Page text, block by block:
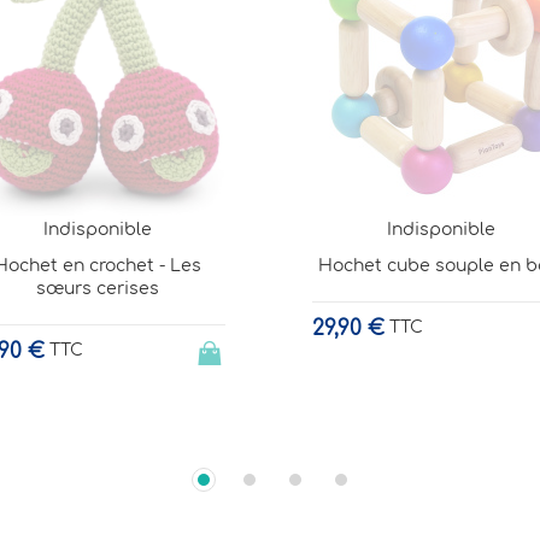
Indisponible
cube souple en bois
P. Arrhenius
17,00 €TTC